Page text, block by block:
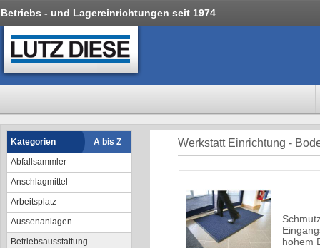
Betriebs - und Lagereinrichtungen seit 1974
Kategorien
A bis Z
Abfallsammler
Anschlagmittel
Arbeitsplatz
Aussenanlagen
Betriebsausstattung
Werkstatt Einrichtung -
hohem